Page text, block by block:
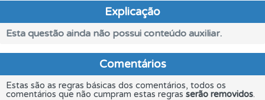
Explicação
Esta questão ainda não possui conteúdo auxiliar.
Comentários
Estas são as regras básicas dos comentários, todos os
comentários que não cumpram estas regras serão removidos.